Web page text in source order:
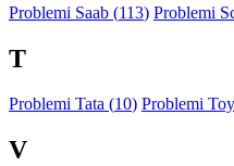
Problemi Saab (113) Problemi
T
Problemi Tata (10) Problemi
V